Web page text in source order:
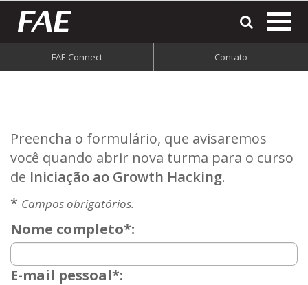
FAE Connect Contato
Preencha o formulário, que avisaremos
você quando abrir nova turma para o curso
de Iniciação ao Growth Hacking.
* Campos obrigatórios.
Nome completo*:
E-mail pessoal*: